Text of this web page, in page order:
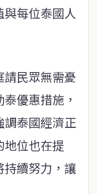
每位泰國人
民眾無需憂
優惠措施，
調泰國經濟正
地位也在提
續努力，讓